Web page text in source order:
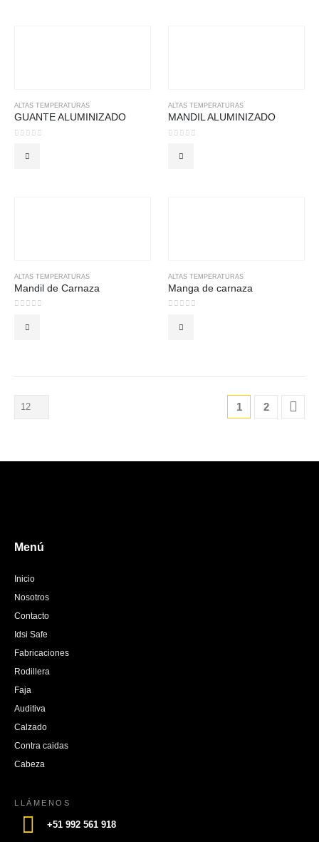
ALTAS TEMPERATURAS
GUANTE ALUMINIZADO
ALTAS TEMPERATURAS
MANDIL ALUMINIZADO
ALTAS TEMPERATURAS
Mandil de Carnaza
ALTAS TEMPERATURAS
Manga de carnaza
1 2
Menú
Inicio
Nosotros
Contacto
Idsi Safe
Fabricaciones
Rodillera
Faja
Auditiva
Calzado
Contra caidas
Cabeza
LLÁMENOS
+51 992 561 918